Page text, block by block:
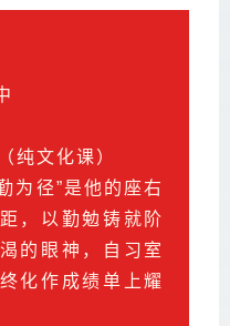
纯文化课）
为径”是他的座右
，以勤勉铸就阶
的眼神，自习室
化作成绩单上耀